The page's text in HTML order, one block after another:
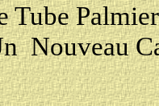
Tube
Nouveau